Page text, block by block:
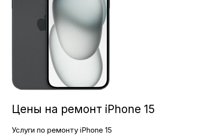
ТВ и проекторы
Бытовая техника
Для дома и дачи
Цены на ремонт iPhone 15
Услуги по ремонту iPhone 15